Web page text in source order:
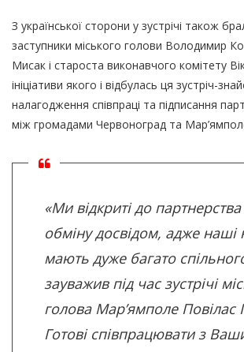
З української сторони у зустрічі також
заступники міського голови Володимир
Мисак і староста виконавчого комітету
ініціативи якого і відбулась ця зустріч-
налагодження співпраці та підписання
між громадами Червоноград та
«Ми відкриті до партнерства
обміну досвідом, адже наші
мають дуже багато
зауважив під час зустрічі
голова Мар’ямполе Повілас
Готові співпрацювати з